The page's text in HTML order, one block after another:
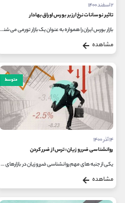
۲ اسفند ۱۴۰۰
تاثیر نوسانات نرخ ارز بر بورس اوراق بهادار
بازار بورس ایران را همواره به عنوان یک بازار تورمی می شناسند و اکثر نوسانات و افزایش قیمت ها در آن، ناشی از نوسانات نرخ ارز...
مشاهده
متوسط
۱۴ آذر ۱۴۰۰
روانشناسی ضرر و زیان: ترس از ضرر کردن
یکی از جنبه های مهم روانشناسی ضرر و زیان در بازارهای مالی، ترس از ضرر کردن می باشد. ترس از ضرر کردن در اقتصاد رفتاری به پدیده...
مشاهده